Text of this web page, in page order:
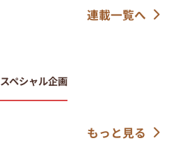
連載一覧へ
スペシャル企画
もっと見る